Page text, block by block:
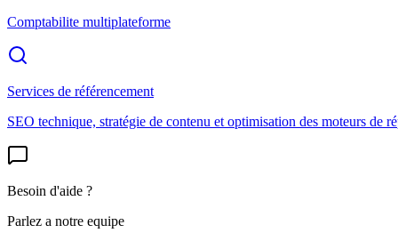
Comptabilite multiplateforme
Services de référencement
SEO technique, stratégie de contenu et optimisation des moteurs de
Besoin d'aide ?
Parlez a notre equipe